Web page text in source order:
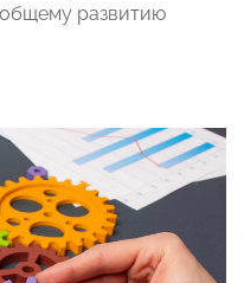
развитию